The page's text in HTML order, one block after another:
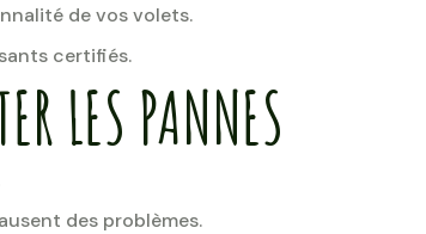
de vos volets.
certifiés.
LES PANNES
des problèmes.